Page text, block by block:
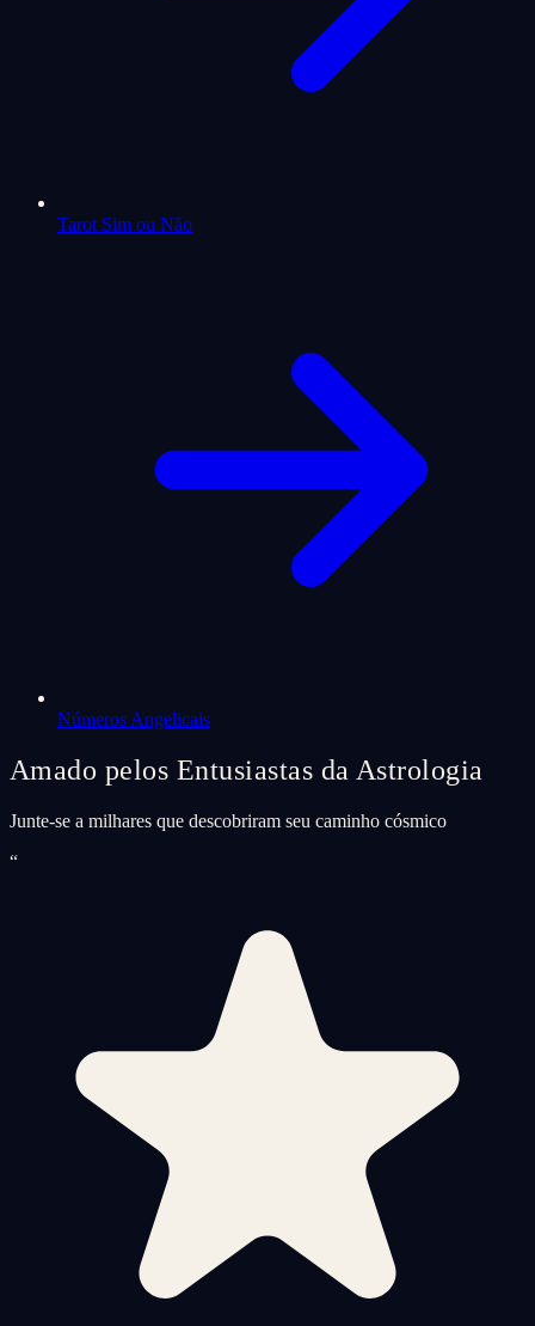
Tarot Sim ou Não
Números Angelicais
Amado pelos Entusiastas da Astrologia
Junte-se a milhares que descobriram seu caminho cósmico
“